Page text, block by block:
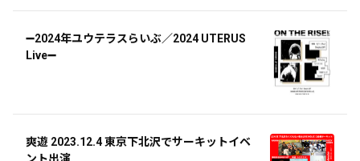
➖2024年ユウテラスらいぶ／2024 UTERUS
Live➖
爽遊 2023.12.4 東京下北沢でサーキットイベ
ント出演